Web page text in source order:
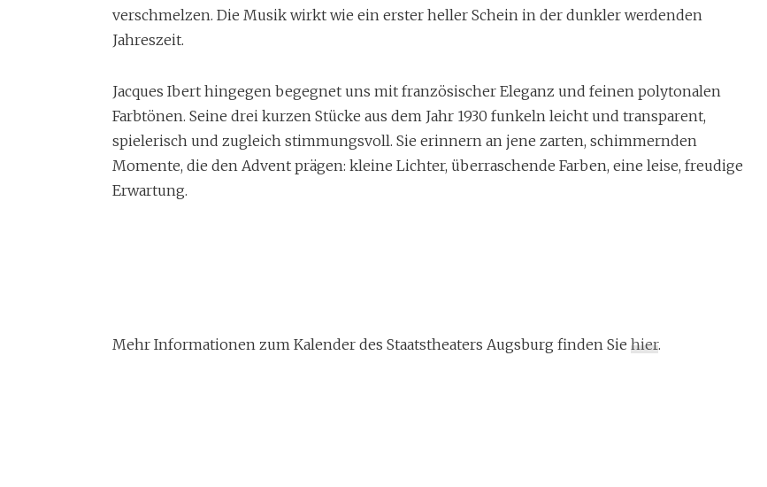
verschmelzen. Die Musik wirkt wie ein erster heller Schein in der dunkler werdenden
Jahreszeit.
Jacques Ibert hingegen begegnet uns mit französischer Eleganz und feinen polytonalen
Farbtönen. Seine drei kurzen Stücke aus dem Jahr 1930 funkeln leicht und transparent,
spielerisch und zugleich stimmungsvoll. Sie erinnern an jene zarten, schimmernden
Momente, die den Advent prägen: kleine Lichter, überraschende Farben, eine leise, freudige
Erwartung.
Mehr Informationen zum Kalender des Staatstheaters Augsburg finden Sie hier.